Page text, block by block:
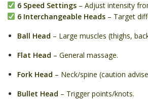
6 Speed Settings– Adjust intensity
6 Interchangeable Heads– Target
Ball Head – Large muscles (thighs,
Flat Head – General massage.
Fork Head – Neck/spine (caution
Bullet Head – Trigger points/knots.